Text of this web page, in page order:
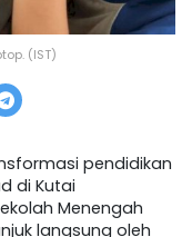
(IST)
pendidikan
di Kutai
Menengah
langsung oleh